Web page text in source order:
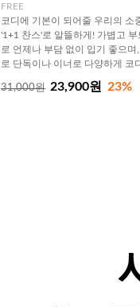
FREE
코디에 기본이 되어줄 우리의 소
'1+1 찬스'로 알뜰하게! 가볍고
로 언제나 부담 없이 입기 좋으
로 단독이나 이너로 다양하게 코
31,000원 23,900원 23%